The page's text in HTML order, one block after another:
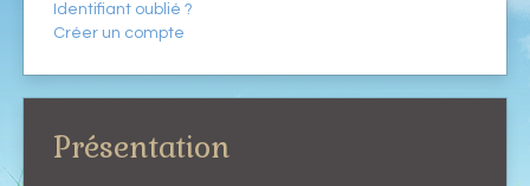
Identifiant oublié ?
Créer un compte
Présentation